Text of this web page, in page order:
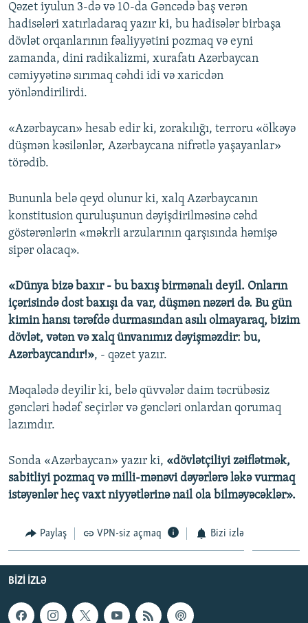
Qəzet iyulun 3-də və 10-da Gəncədə baş verən
hadisələri xatırladaraq yazır ki, bu hadisələr birbaşa
dövlət orqanlarının fəaliyyətini pozmaq və eyni
zamanda, dini radikalizmi, xurafatı Azərbaycan
cəmiyyətinə sırımaq cəhdi idi və xaricdən
yönləndirilirdi.
«Azərbaycan» hesab edir ki, zorakılığı, terroru «ölkəyə
düşmən kəsilənlər, Azərbaycana nifrətlə yaşayanlar»
törədib.
Bununla belə qeyd olunur ki, xalq Azərbaycanın
konstitusion quruluşunun dəyişdirilməsinə cəhd
göstərənlərin «məkrli arzularının qarşısında həmişə
sipər olacaq».
«Dünya bizə baxır - bu baxış birmənalı deyil. Onların
içərisində dost baxışı da var, düşmən nəzəri də. Bu gün
kimin hansı tərəfdə durmasından asılı olmayaraq, bizim
dövlət, vətən və xalq ünvanımız dəyişməzdir: bu,
Azərbaycandır!», - qəzet yazır.
Məqalədə deyilir ki, belə qüvvələr daim təcrübəsiz
gəncləri hədəf seçirlər və gəncləri onlardan qorumaq
lazımdır.
Sonda «Azərbaycan» yazır ki, «dövlətçiliyi zəiflətmək,
sabitliyi pozmaq və milli-mənəvi dəyərlərə ləkə vurmaq
istəyənlər heç vaxt niyyətlərinə nail ola bilməyəcəklər».
Paylaş VPN-siz açmaq Bizi izlə
BIZI IZLƏ